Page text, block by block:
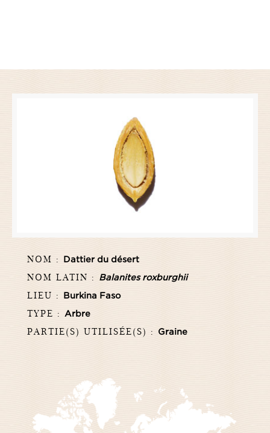
NOM : Dattier du désert
NOM LATIN : Balanites roxburghii
LIEU : Burkina Faso
TYPE : Arbre
PARTIE(S) UTILISÉE(S) : Graine